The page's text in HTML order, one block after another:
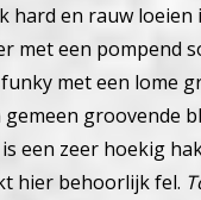
hard en rauw loeien
met een pompend
met een lome
gemeen groovende
een zeer hoekig
hier behoorlijk fel.